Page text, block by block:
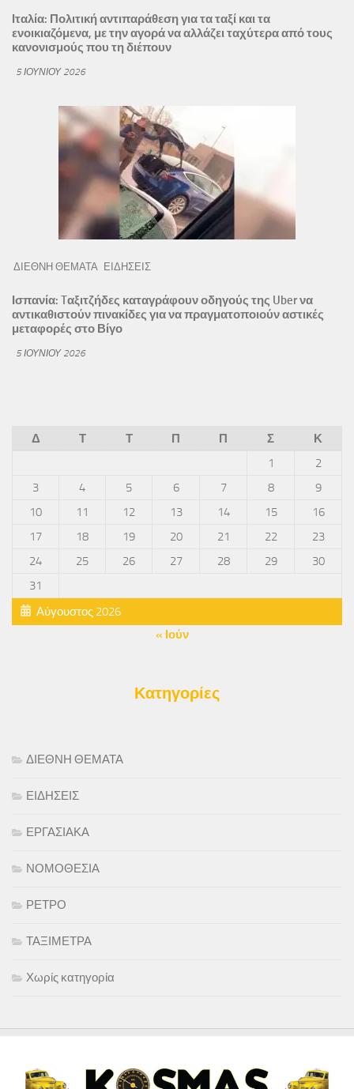
Ιταλία: Πολιτική αντιπαράθεση για τα ταξί και τα
ενοικιαζόμενα, με την αγορά να αλλάζει ταχύτερα από τους
κανονισμούς που τη διέπουν
5 ΙΟΥΝΊΟΥ 2026
ΔΙΕΘΝΗ ΘΕΜΑΤΑ ΕΙΔΗΣΕΙΣ
Ισπανία: Tαξιτζήδες καταγράφουν οδηγούς της Uber να
αντικαθιστούν πινακίδες για να πραγματοποιούν αστικές
μεταφορές στο Βίγο
5 ΙΟΥΝΊΟΥ 2026
Αύγουστος 2026
Δ Τ Τ Π Π Σ
Κ
1
2
3
4 5 6 7 8
9
10
11 12 13 14 15
16
17
18 19 20 21 22
23
24
25 26 27 28 29
30
31
« Ιούν
Κατηγορίες
ΔΙΕΘΝΗ ΘΕΜΑΤΑ
ΕΙΔΗΣΕΙΣ
ΕΡΓΑΣΙΑΚΑ
ΝΟΜΟΘΕΣΙΑ
ΡΕΤΡΟ
ΤΑΞΙΜΕΤΡΑ
Χωρίς κατηγορία